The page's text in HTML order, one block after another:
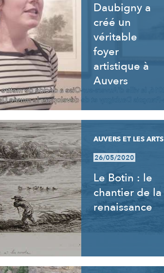
Daubigny a
créé un
véritable
foyer
artistique à
Auvers
AUVERS ET LES ARTS
26/05/2020
Le Botin : le
chantier de la
renaissance